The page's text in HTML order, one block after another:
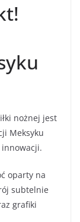
nożnej jest
Meksyku
oparty na
subtelnie
grafiki